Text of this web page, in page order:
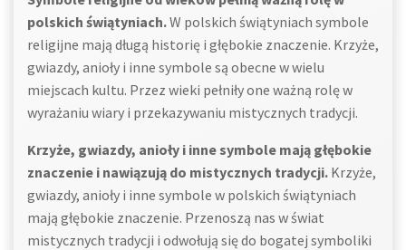
polskich świątyniach.W polskich świątyniach symbole
religijne mają długą historię i głębokie znaczenie. Krzyże,
gwiazdy, anioły i inne symbole są obecne w wielu
miejscach kultu. Przez wieki pełniły one ważną rolę w
wyrażaniu wiary i przekazywaniu mistycznych tradycji.
Krzyże, gwiazdy, anioły i inne symbole mają głębokie
znaczenie i nawiązują do mistycznych tradycji. Krzyże,
gwiazdy, anioły i inne symbole w polskich świątyniach
mają głębokie znaczenie. Przenoszą nas w świat
mistycznych tradycji i odwołują się do bogatej symboliki